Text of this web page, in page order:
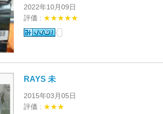
2022年10月09日
評価 : ★★★★★
RAYS 未
2015年03月05日
評価 : ★★★